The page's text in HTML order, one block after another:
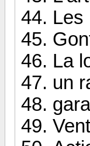
Les
La
un